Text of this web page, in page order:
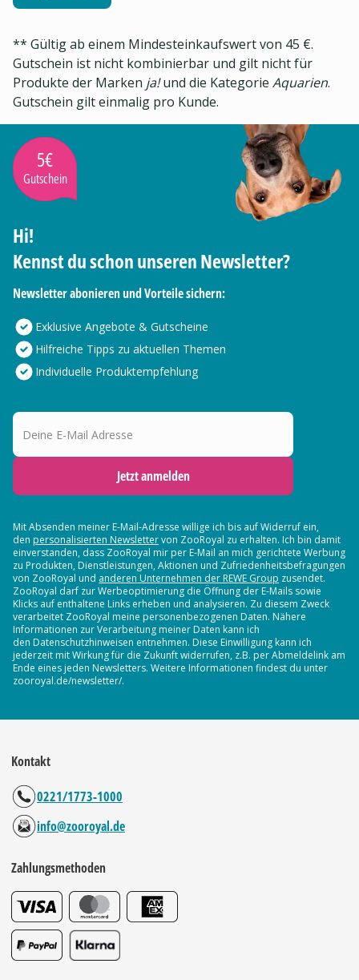
** Gültig ab einem Mindesteinkaufswert von 45 €.
Gutschein ist nicht kombinierbar und gilt nicht für
Produkte der Marken ja!und die Kategorie Aquarien.
Gutschein gilt einmalig pro Kunde.
5€
Gutschein
Hi!
Kennst du schon unseren Newsletter?
Newsletter abonieren und Vorteile sichern:
Exklusive Angebote & Gutscheine
Hilfreiche Tipps zu aktuellen Themen
Individuelle Produktempfehlung
Deine E-Mail Adresse
Jetzt anmelden
Mit Absenden meiner E-Mail-Adresse willige ich bis auf Widerruf ein,
den personalisierten Newslettervon ZooRoyal zu erhalten. Ich bin damit
einverstanden, dass ZooRoyal mir per E-Mail an mich gerichtete Werbung
zu Produkten, Dienstleistungen, Aktionen und Zufriedenheitsbefragungen
von ZooRoyal und anderen Unternehmen der REWE Group zusendet.
ZooRoyal darf zur Werbeoptimierung die Öffnung der E-Mails sowie
Klicks auf enthaltene Links erheben und analysieren. Zu diesem Zweck
verarbeitet ZooRoyal meine personenbezogenen Daten. Nähere
Informationen zur Verarbeitung meiner Daten kann ich
den Datenschutzhinweisen entnehmen. Diese Einwilligung kann ich
jederzeit mit Wirkung für die Zukunft widerrufen, z.B. per Abmeldelink am
Ende eines jeden Newsletters. Weitere Informationen findest du unter
zooroyal.de/newsletter/.
Kontakt
0221/1773-1000
info@zooroyal.de
Zahlungsmethoden